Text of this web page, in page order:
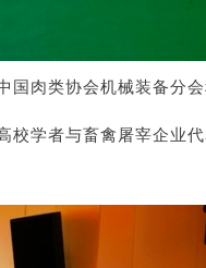
国肉类协会机械装备分
校学者与畜禽屠宰企业